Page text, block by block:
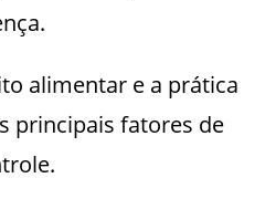
alimentar e a prática
principais fatores de